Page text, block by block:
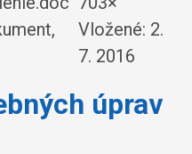
Vložené: 2.
7. 2016
úprav